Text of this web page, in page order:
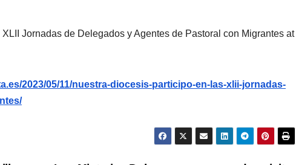
Jornadas de Delegados y Agentes de Pastoral con Migrantes at
2023/05/11/nuestra-diocesis-participo-en-las-xlii-jornadas-